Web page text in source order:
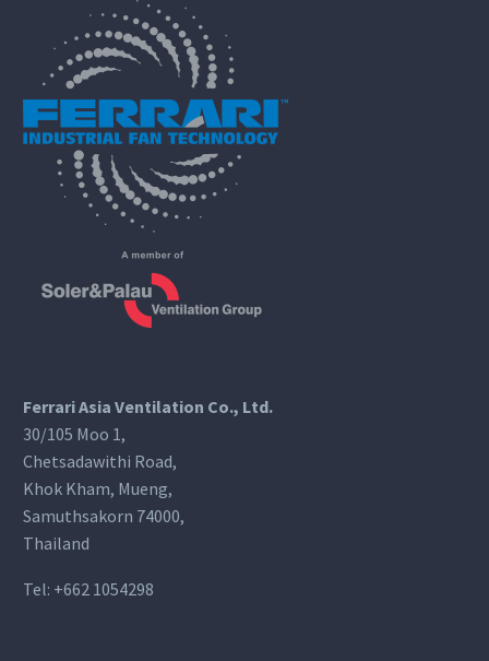
Ferrari Asia Ventilation Co., Ltd.
30/105 Moo 1,
Chetsadawithi Road,
Khok Kham, Mueng,
Samuthsakorn 74000,
Thailand
Tel: +662 1054298